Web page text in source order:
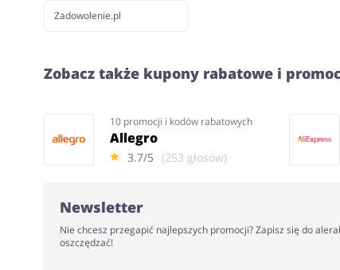
Zadowolenie.pl
Zobacz także kupony rabatowe i
10 promocji i kodów rabatowych
Allegro
3.7/5 (253 głosów)
Newsletter
Nie chcesz przegapić najlepszych promocji? Zapisz się do
oszczędzać!